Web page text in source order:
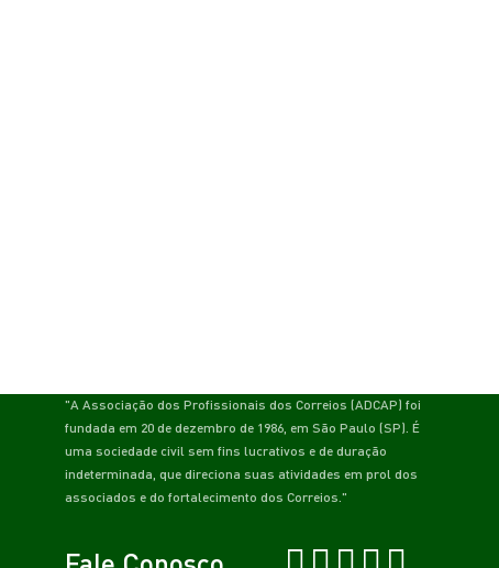
"A Associação dos Profissionais dos Correios (ADCAP) foi
fundada em 20 de dezembro de 1986, em São Paulo (SP). É
uma sociedade civil sem fins lucrativos e de duração
indeterminada, que direciona suas atividades em prol dos
associados e do fortalecimento dos Correios."